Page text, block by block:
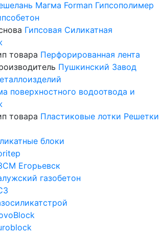
Магма Forman Гипсополимер
Гипсовая Силикатная
товара Перфорированная лента
Пушкинский Завод
поверхностного водоотвода и
товара Пластиковые лотки Решетки
блоки
Егорьевск
газобетон